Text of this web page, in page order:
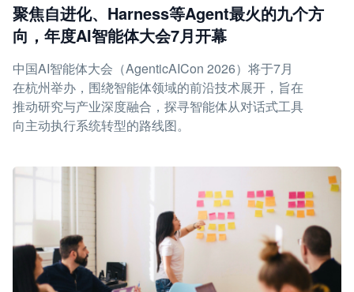
聚焦自进化、Harness等Agent最火的九个方
向，年度AI智能体大会7月开幕
中国AI智能体大会（AgenticAICon 2026）将于7月
在杭州举办，围绕智能体领域的前沿技术展开，旨在
推动研究与产业深度融合，探寻智能体从对话式工具
向主动执行系统转型的路线图。